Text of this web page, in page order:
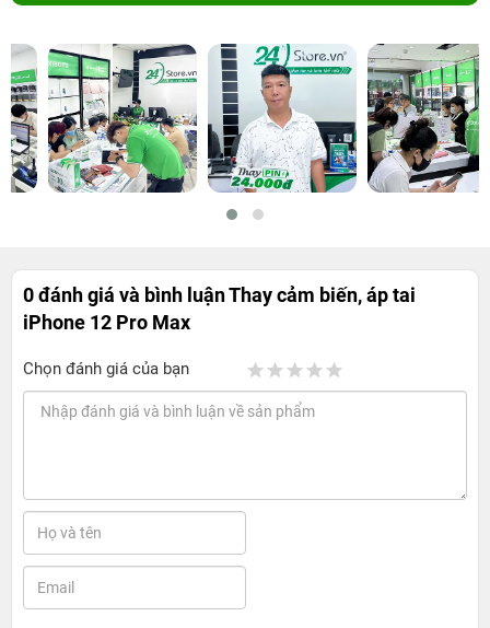
0 đánh giá và bình luậnThay cảm biến, áp tai
iPhone 12 Pro Max
Chọn đánh giá của bạn